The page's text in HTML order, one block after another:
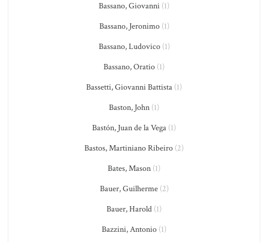
Bassano, Giovanni (1)
Bassano, Jeronimo(1)
Bassano, Ludovico(1)
Bassano, Oratio (1)
Bassetti, Giovanni Battista (1)
Baston, John (1)
Bastón, Juan de la Vega (1)
Bastos, Martiniano Ribeiro (2)
Bates, Mason (1)
Bauer, Guilherme(2)
Bauer, Harold (1)
Bazzini, Antonio (1)